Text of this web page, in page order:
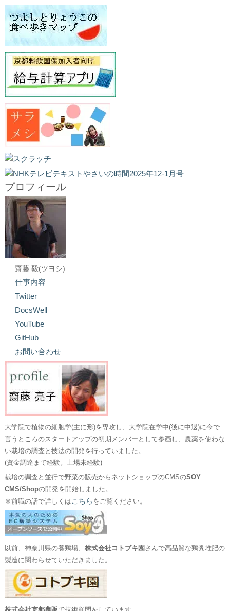
プロフィール
齋藤 毅(ツヨシ)
仕事内容
Twitter
DocsWell
YouTube
GitHub
お問い合わせ
大学院で植物の細胞学(主に形)を専攻し、大学院在学中(後に中退)に今で
言うところのスタートアップの初期メンバーとして参画し、農薬を使わな
い栽培の調査と技法の開発を行っていました。
(資金調達まで経験。上場未経験)
栽培の調査と並行で野菜の販売からネットショップのCMSのSOY
CMS/Shopの開発を開始しました。
※前職の話で詳しくはこちら をご覧ください。
以前、神奈川県の養鶏場、 株式会社コトブキ園 さんで高品質な鶏糞堆肥の
製造に関わらせていただきました。